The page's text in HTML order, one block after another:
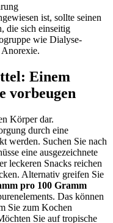
ist, sollte seinen
die sich einseitig
wie Dialyse-
Einem
vorbeugen
Körper dar.
durch eine
werden. Suchen Sie nach
eine ausgezeichnete
leckeren Snacks reichen
Alternativ greifen Sie
pro 100 Gramm
Das können
Sie zum Kochen
Sie auf tropische